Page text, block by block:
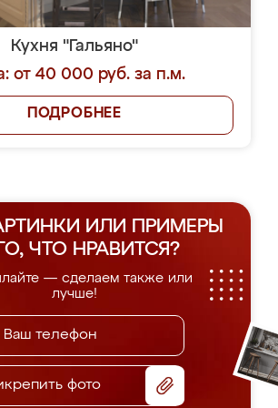
Кухня "Гальяно"
от 40 000 руб. за п.м.
ПОДРОБНЕЕ
ИЛИ ПРИМЕРЫ
ЧТО НРАВИТСЯ?
— сделаем также или
лучше!
фото